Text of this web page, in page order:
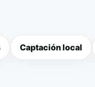
Captación local